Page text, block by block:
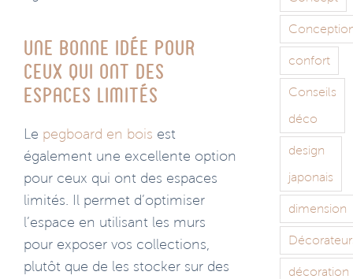
Une bonne idée pour
ceux qui ont des
espaces limités
Le pegboard en bois est
également une excellente option
pour ceux qui ont des espaces
limités. Il permet d’optimiser
l’espace en utilisant les murs
pour exposer vos collections,
plutôt que de les stocker sur des
confort
Conseils
déco
design
japonais
dimension
décoration